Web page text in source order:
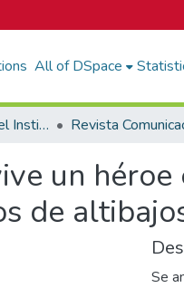
All of DSpace
Portal de Revistas del Instituto Tecnológico de Costa Rica Revista
un
de
Se